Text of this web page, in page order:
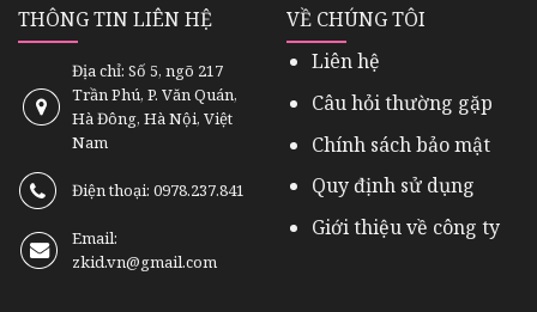
THÔNG TIN LIÊN HỆ
Địa chỉ: Số 5, ngõ 217
Trần Phú, P. Văn Quán,
Hà Đông, Hà Nội, Việt
Nam
Điện thoại: 0978.237.841
Email:
zkid.vn@gmail.com
VỀ CHÚNG TÔI
Liên hệ
Câu hỏi thường gặp
Chính sách bảo mật
Quy định sử dụng
Giới thiệu về công ty